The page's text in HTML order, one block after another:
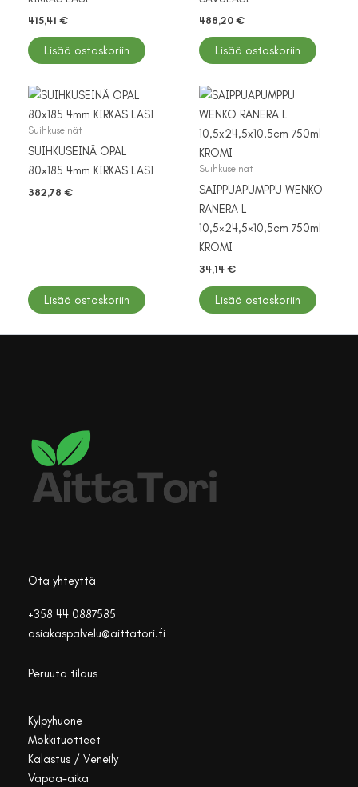
415,41 €
Lisää ostoskoriin
488,20 €
Lisää ostoskoriin
Suihkuseinät
SUIHKUSEINÄ OPAL
80×185 4mm KIRKAS LASI
382,78 €
Lisää ostoskoriin
Suihkuseinät
SAIPPUAPUMPPU WENKO
RANERA L
10,5×24,5×10,5cm 750ml
KROMI
34,14 €
Lisää ostoskoriin
Ota yhteyttä
+358 44 0887585
asiakaspalvelu@aittatori.fi
Peruuta tilaus
Kylpyhuone
Mökkituotteet
Kalastus / Veneily
Vapaa-aika